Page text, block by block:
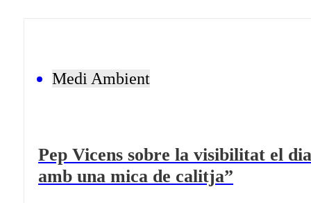
Medi Ambient
Pep Vicens sobre la visibilitat el
amb una mica de calitja”